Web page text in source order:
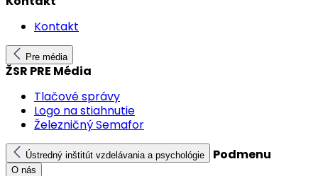
Kontakt
Pre média
ŽSR PRE Média
Tlačové správy
Logo na stiahnutie
Železničný Semafor
Ústredný inštitút vzdelávania a psychológie Podmenu
O nás